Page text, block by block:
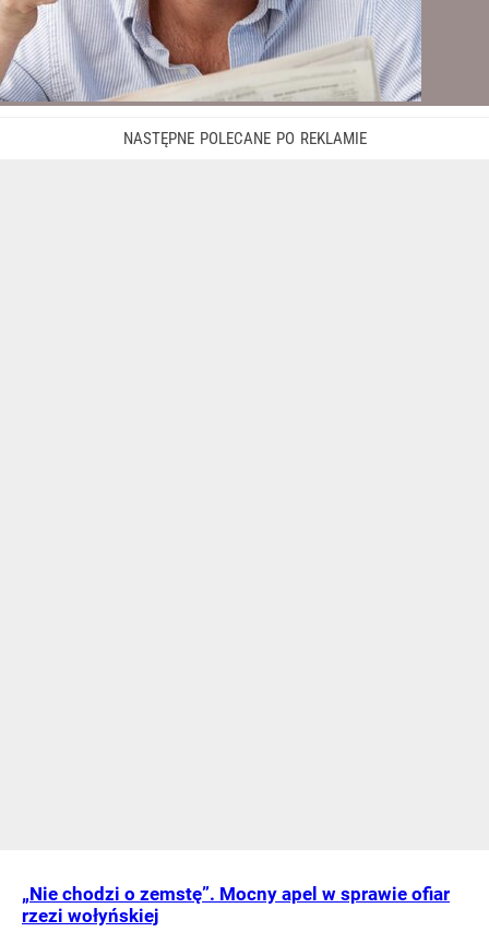
„Nie chodzi o zemstę”. Mocny apel w sprawie ofiar
rzezi wołyńskiej